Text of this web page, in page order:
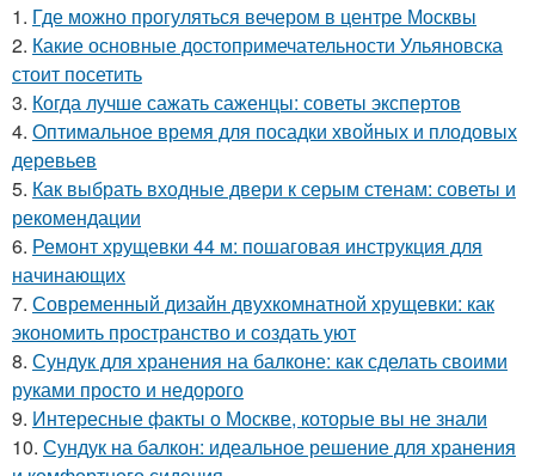
1. Где можно прогуляться вечером в центре Москвы
2. Какие основные достопримечательности Ульяновска
стоит посетить
3. Когда лучше сажать саженцы: советы экспертов
4. Оптимальное время для посадки хвойных и плодовых
деревьев
5. Как выбрать входные двери к серым стенам: советы и
рекомендации
6. Ремонт хрущевки 44 м: пошаговая инструкция для
начинающих
7. Современный дизайн двухкомнатной хрущевки: как
экономить пространство и создать уют
8. Сундук для хранения на балконе: как сделать своими
руками просто и недорого
9. Интересные факты о Москве, которые вы не знали
10. Сундук на балкон: идеальное решение для хранения